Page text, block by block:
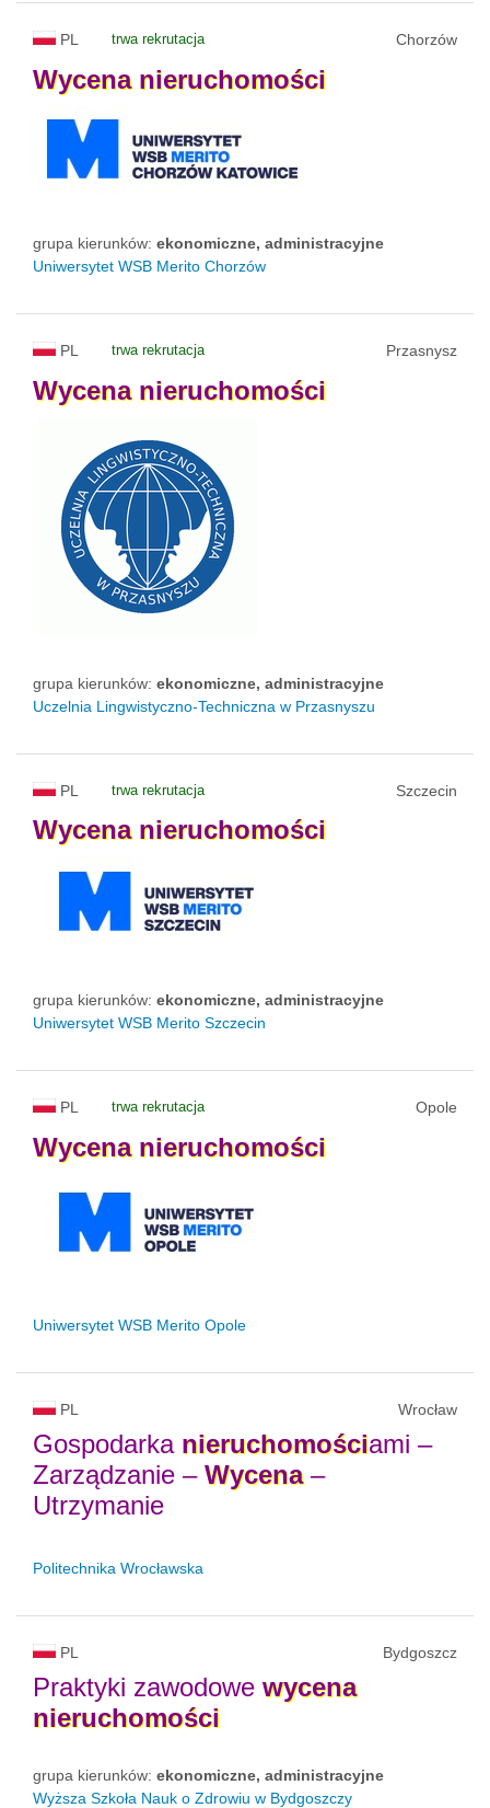
PL trwa rekrutacja Chorzów
Wycena nieruchomości
grupa kierunków: ekonomiczne, administracyjne
Uniwersytet WSB Merito Chorzów
PL trwa rekrutacja Przasnysz
Wycena nieruchomości
grupa kierunków: ekonomiczne, administracyjne
Uczelnia Lingwistyczno-Techniczna w Przasnyszu
PL trwa rekrutacja Szczecin
Wycena nieruchomości
grupa kierunków: ekonomiczne, administracyjne
Uniwersytet WSB Merito Szczecin
PL trwa rekrutacja Opole
Wycena nieruchomości
Uniwersytet WSB Merito Opole
PL Wrocław
Gospodarka nieruchomościami –
Zarządzanie – Wycena–
Utrzymanie
Politechnika Wrocławska
PL Bydgoszcz
Praktyki zawodowe wycena
nieruchomości
grupa kierunków: ekonomiczne, administracyjne
Wyższa Szkoła Nauk o Zdrowiu w Bydgoszczy